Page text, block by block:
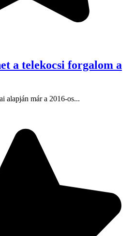
a telekocsi forgalom a
alapján már a 2016-os...